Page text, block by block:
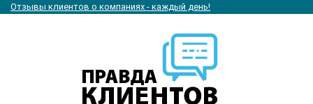
Отзывы клиентов о компаниях - каждый день!